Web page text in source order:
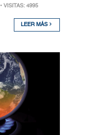
• VISITAS: 4995
LEER MÁS